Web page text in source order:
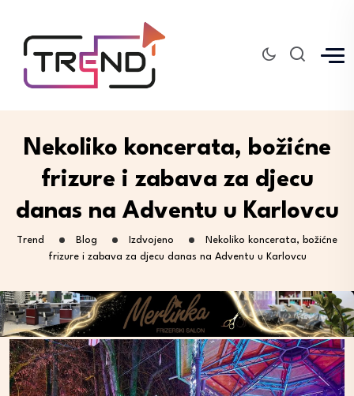
Nekoliko koncerata, božićne
frizure i zabava za djecu
danas na Adventu u Karlovcu
Trend Blog Izdvojeno
Nekoliko koncerata, božićne
frizure i zabava za djecu danas na Adventu u Karlovcu